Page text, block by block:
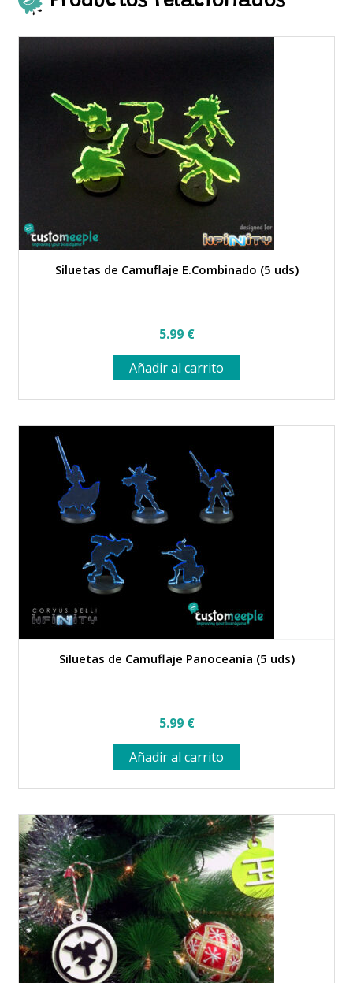
Siluetas de Camuflaje E.Combinado (5 uds)
5.99 €
Añadir al carrito
Siluetas de Camuflaje Panoceanía (5 uds)
5.99 €
Añadir al carrito